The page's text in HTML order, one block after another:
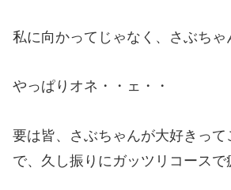
私に向かってじゃなく、さぶちゃ
やっぱりオネ・・ェ・・
要は皆、さぶちゃんが大好きって
で、久し振りにガッツリコースで